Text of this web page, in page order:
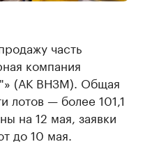
часть
компания
(АК ВНЗМ). Общая
лотов — более 101,1
на 12 мая, заявки
до 10 мая.